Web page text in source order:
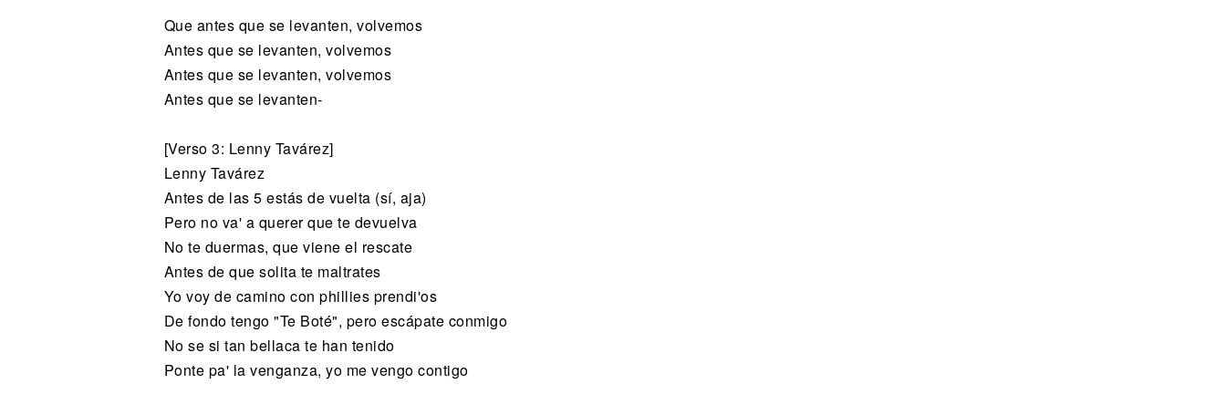
Que antes que se levanten, volvemos
Antes que se levanten, volvemos
Antes que se levanten, volvemos
Antes que se levanten-
[Verso 3: Lenny Tavárez]
Lenny Tavárez
Antes de las 5 estás de vuelta (sí, aja)
Pero no va' a querer que te devuelva
No te duermas, que viene el rescate
Antes de que solita te maltrates
Yo voy de camino con phillies prendi'os
De fondo tengo "Te Boté", pero escápate conmigo
No se si tan bellaca te han tenido
Ponte pa' la venganza, yo me vengo contigo